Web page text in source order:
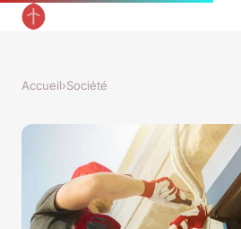
Accueil›Société